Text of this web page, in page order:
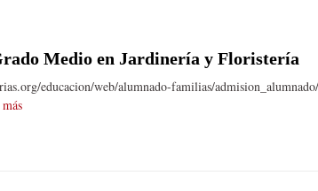
Medio en Jardinería y Floristería
educacion/web/alumnado-familias/